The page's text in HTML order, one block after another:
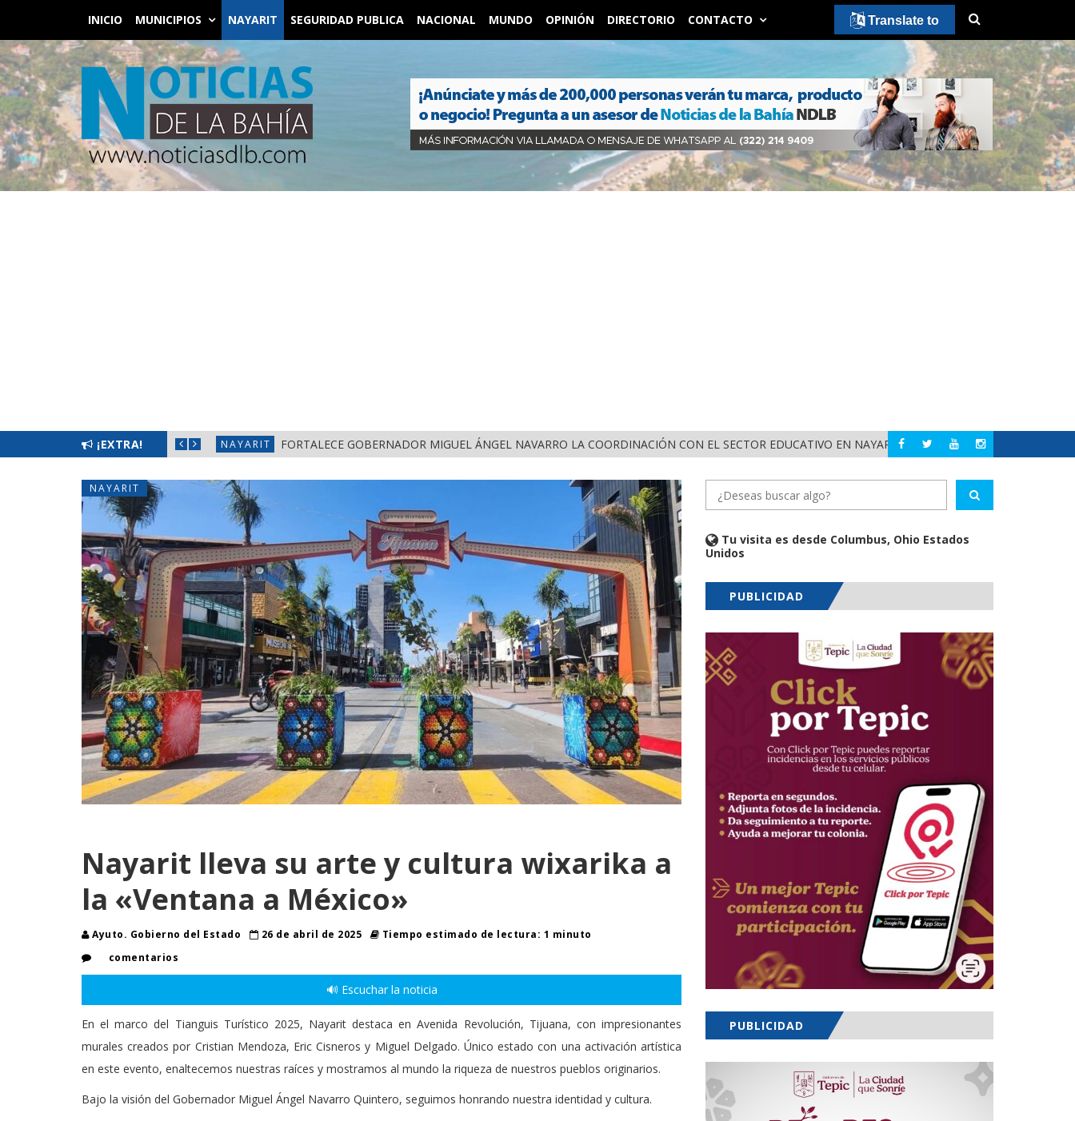
INICIO MUNICIPIOS NAYARIT SEGURIDAD PUBLICA NACIONAL MUNDO OPINIÓN DIRECTORIO CONTACTO
¡EXTRA!
BIENESTAR EN NAYARIT NAYARIT FORTALECE GOBERNADOR MIGUEL ÁNGEL NAVARRO LA COORDINACIÓN CON EL SECTOR EDUCATIVO EN NAYARIT NAYARIT ALERTA DIF
NAYARIT
Nayarit lleva su arte y cultura wixarika a
la «Ventana a México»
Ayuto. Gobierno del Estado 26 de abril de 2025
Tiempo estimado de lectura: 1 minuto
comentarios
🔊 Escuchar la noticia
En el marco del Tianguis Turístico 2025, Nayarit destaca en Avenida Revolución, Tijuana, con impresionantes
murales creados por Cristian Mendoza, Eric Cisneros y Miguel Delgado. Único estado con una activación artística
en este evento, enaltecemos nuestras raíces y mostramos al mundo la riqueza de nuestros pueblos originarios.
Bajo la visión del Gobernador Miguel Ángel Navarro Quintero, seguimos honrando nuestra identidad y cultura.
Tu visita es desde Columbus, Ohio Estados
Unidos
PUBLICIDAD
PUBLICIDAD
Translate to